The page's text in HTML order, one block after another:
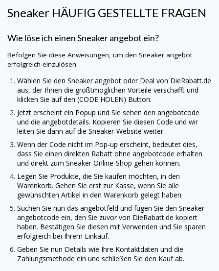
Sneaker HÄUFIG GESTELLTE FRAGEN
Wie löse ich einen Sneaker angebot ein?
Befolgen Sie diese Anweisungen, um den Sneaker angebot
erfolgreich einzulösen:
Wählen Sie den Sneaker angebot oder Deal von DieRabatt.de
aus, der Ihnen die größtmöglichen Vorteile verschafft und
klicken Sie auf den (CODE HOLEN) Button.
Jetzt erscheint ein Popup und Sie sehen den angebotcode
und die angebotdetails. Kopieren Sie diesen Code und wir
leiten Sie dann auf die Sneaker-Website weiter.
Wenn der Code nicht im Pop-up erscheint, bedeutet dies,
dass Sie einen direkten Rabatt ohne angebotcode erhalten
und direkt zum Sneaker Online-Shop gehen können.
Legen Sie Produkte, die Sie kaufen möchten, in den
Warenkorb. Gehen Sie erst zur Kasse, wenn Sie alle
gewünschten Artikel in den Warenkorb gelegt haben.
Suchen Sie nun das angebotfeld und fügen Sie den Sneaker
angebotcode ein, den Sie zuvor von DieRabatt.de kopiert
haben. Bestätigen Sie diesen mit Verwenden und Sie sparen
erfolgreich bei Ihrem Einkauf.
Geben Sie nun Details wie Ihre Kontaktdaten und die
Zahlungsmethode ein und schließen Sie den Kauf ab.